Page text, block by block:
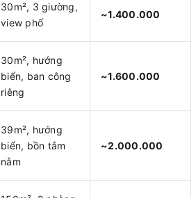
30m², 3 giường,
view phố
~1.400.000
30m², hướng
biển, ban công
riêng
~1.600.000
39m², hướng
biển, bồn tắm
nằm
~2.000.000